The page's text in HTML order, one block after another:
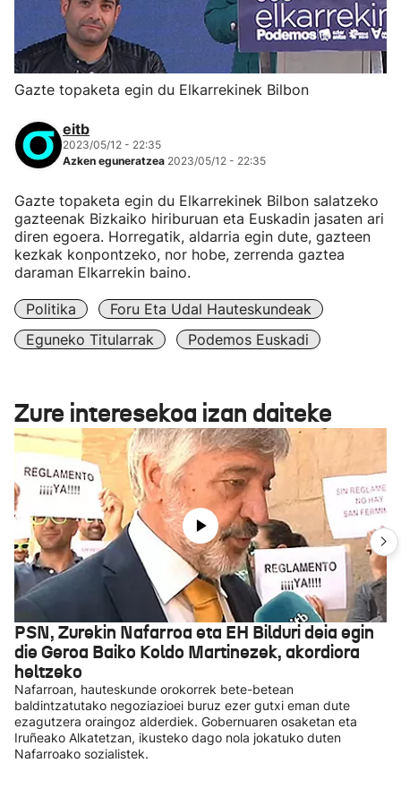
Gazte topaketa egin du Elkarrekinek Bilbon
eitb
2023/05/12 - 22:35
Azken eguneratzea 2023/05/12 - 22:35
Gazte topaketa egin du Elkarrekinek Bilbon salatzeko
gazteenak Bizkaiko hiriburuan eta Euskadin jasaten ari
diren egoera. Horregatik, aldarria egin dute, gazteen
kezkak konpontzeko, nor hobe, zerrenda gaztea
daraman Elkarrekin baino.
Politika
Foru Eta Udal Hauteskundeak
Eguneko Titularrak
Podemos Euskadi
Zure interesekoa izan daiteke
PSN, Zurekin Nafarroa eta EH Bilduri deia egin
die Geroa Baiko Koldo Martinezek, akordiora
heltzeko
Nafarroan, hauteskunde orokorrek bete-betean
baldintzatutako negoziazioei buruz ezer gutxi eman dute
ezagutzera oraingoz alderdiek. Gobernuaren osaketan eta
Iruñeako Alkatetzan, ikusteko dago nola jokatuko duten
Nafarroako sozialistek.